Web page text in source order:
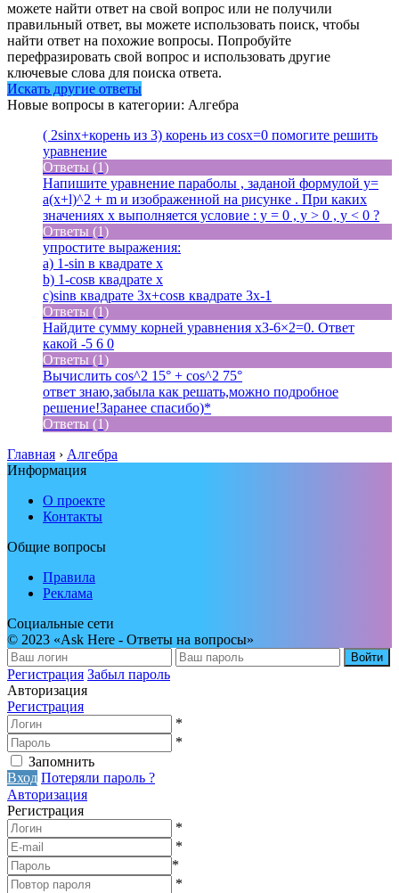
можете найти ответ на свой вопрос или не получили
правильный ответ, вы можете использовать поиск, чтобы
найти ответ на похожие вопросы. Попробуйте
перефразировать свой вопрос и использовать другие
ключевые слова для поиска ответа.
Искать другие ответы
Новые вопросы в категории: Алгебра
( 2sinx+корень из 3) корень из cosx=0 помогите решить
уравнение
Ответы (1)
Напишите уравнение параболы , заданой формулой y=
a(x+l)^2 + m и изображенной на рисунке . При каких
значениях x выполняется условие : y = 0 , y > 0 , y < 0 ?
Ответы (1)
упростите выражения:
a) 1-sin в квадрате x
b) 1-cosв квадрате x
c)sinв квадрате 3x+cosв квадрате 3x-1
Ответы (1)
Найдите сумму корней уравнения x3-6×2=0. Ответ
какой -5 6 0
Ответы (1)
Вычислить cos^2 15° + cos^2 75°
ответ знаю,забыла как решать,можно подробное
решение!Заранее спасибо)*
Ответы (1)
Главная › Алгебра
Информация
О проекте
Контакты
Общие вопросы
Правила
Реклама
Социальные сети
© 2023 «Ask Here - Ответы на вопросы»
Войти
Регистрация Забыл пароль
Авторизация
Регистрация
*
*
Запомнить
Вход Потеряли пароль ?
Авторизация
Регистрация
*
*
*
*